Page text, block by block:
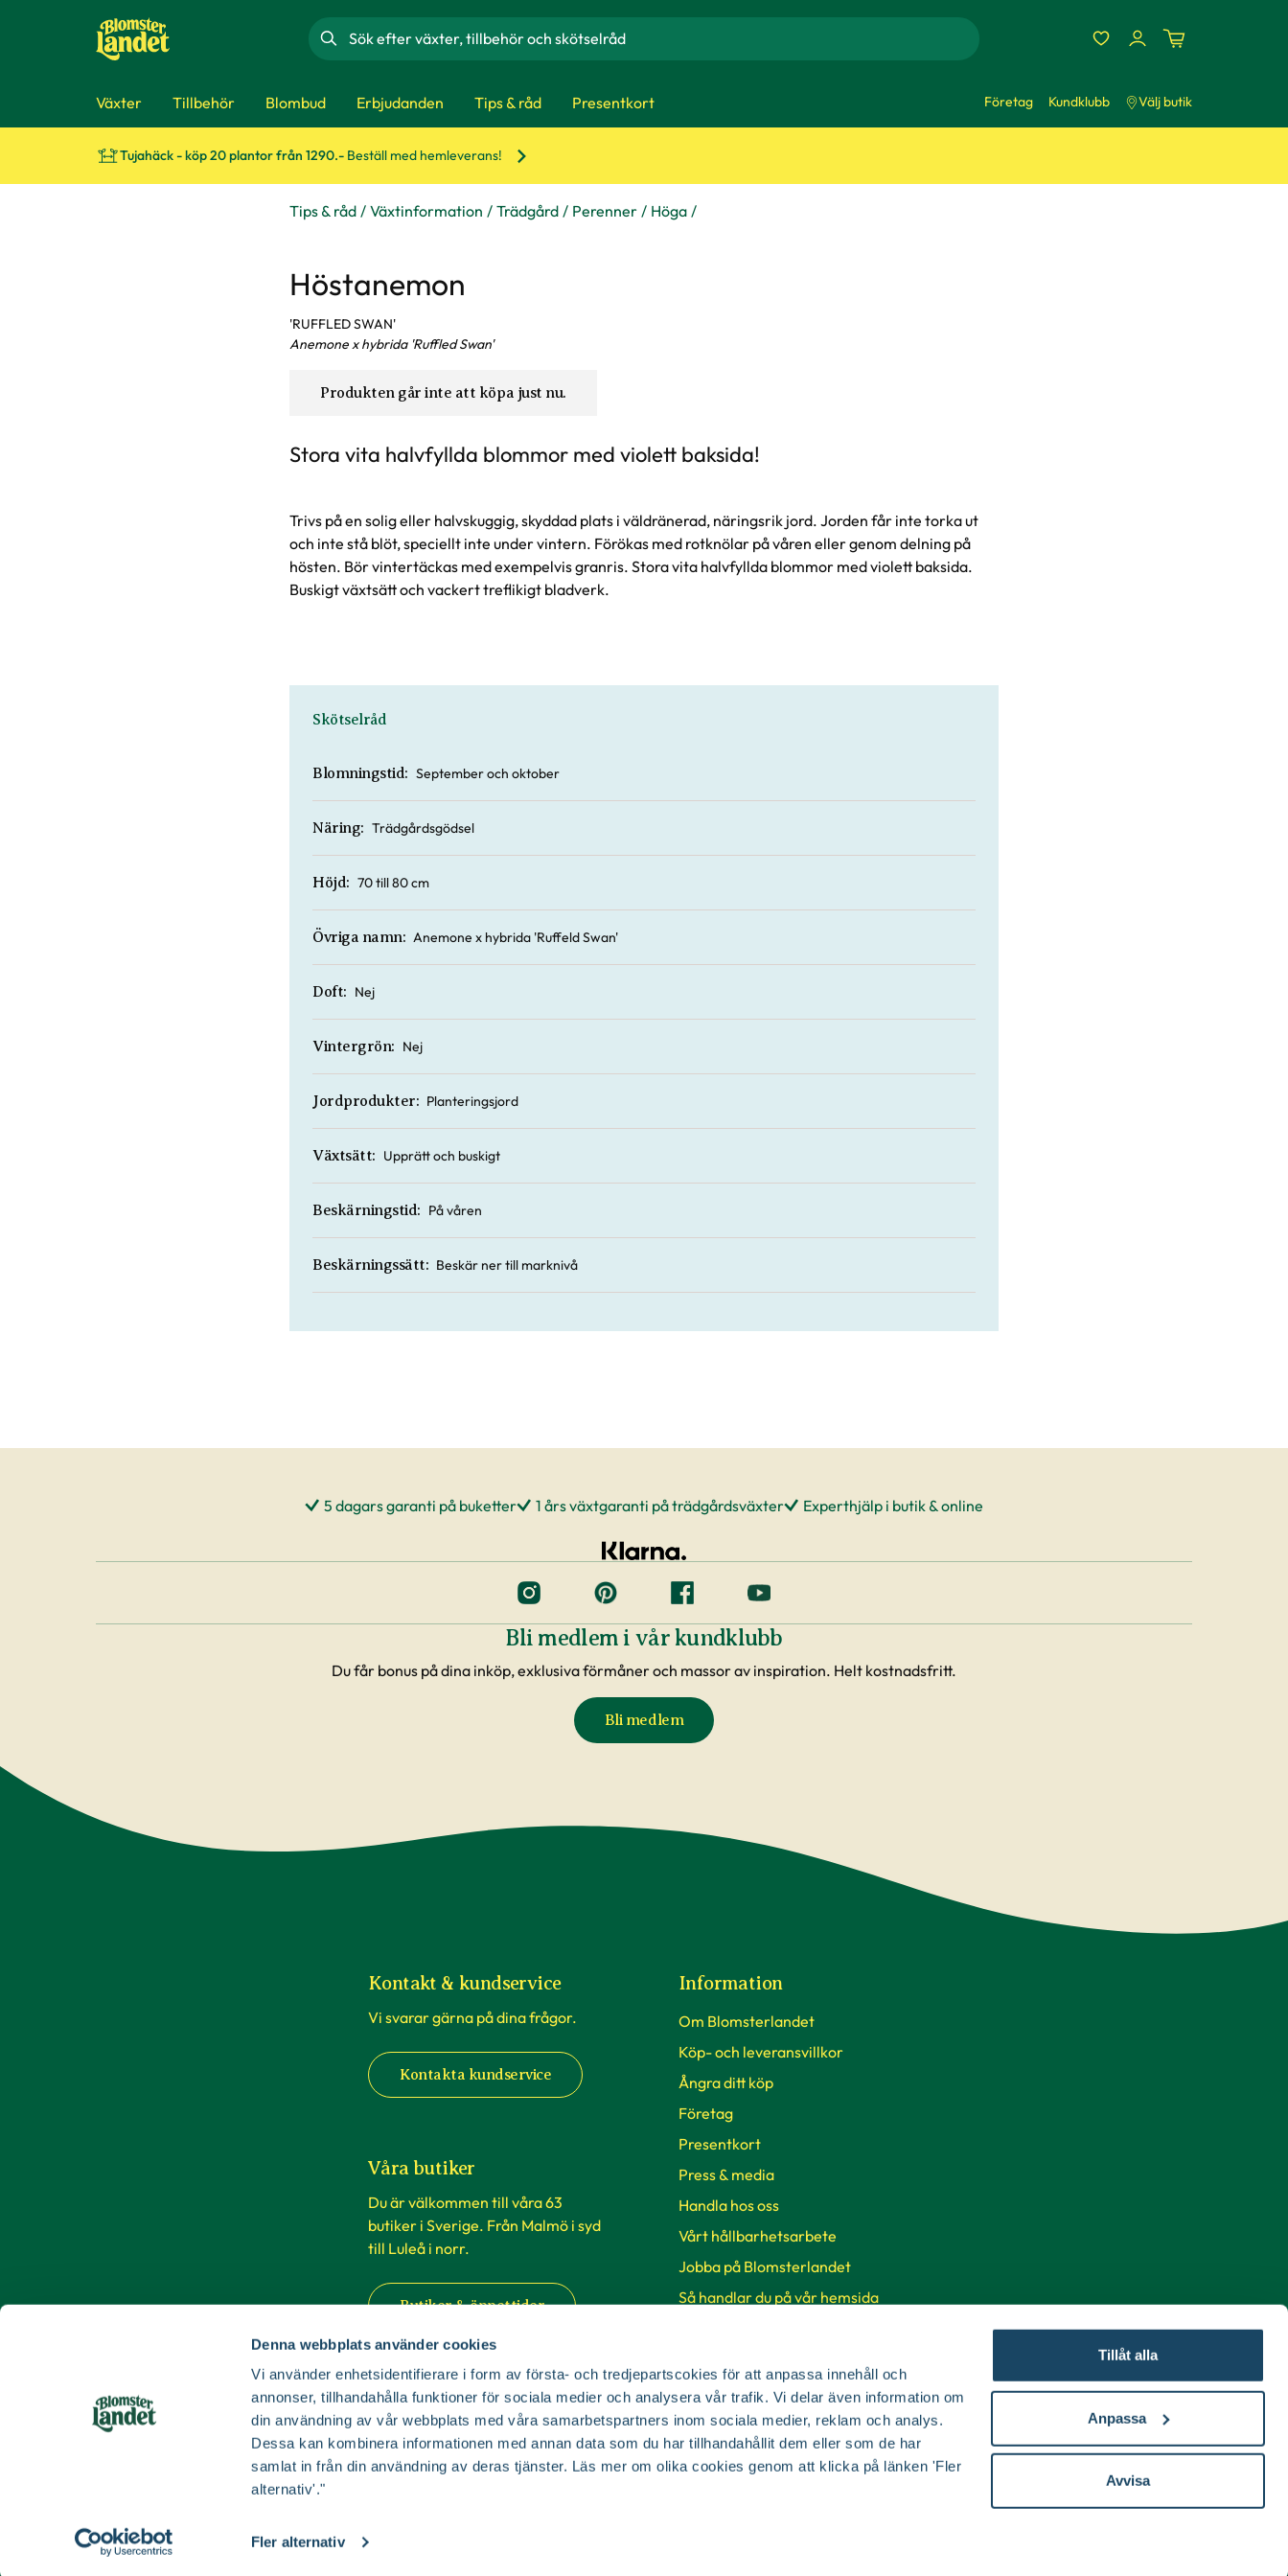
Denna webbplats använder cookies
Vi använder enhetsidentifierare i form av första- och tredjepartscokies för att anpassa innehåll och
annonser, tillhandahålla funktioner för sociala medier och analysera vår trafik. Vi delar även information om
din användning av vår webbplats med våra samarbetspartners inom sociala medier, reklam och analys.
Dessa kan kombinera informationen med annan data som du har tillhandahållit dem eller som de har
samlat in från din användning av deras tjänster. Läs mer om olika cookies genom att klicka på länken 'Fler
alternativ'."
Fler alternativ
Tillåt alla
Anpassa
Avvisa
Sök
Växter Tillbehör Blombud Erbjudanden Tips & råd Presentkort Företag Kundklubb Välj butik
Tujahäck - köp 20 plantor från 1290.- Beställ med hemleverans!
Tips & råd Växtinformation Trädgård Perenner Höga
Höstanemon
'RUFFLED SWAN'
Anemone x hybrida 'Ruffled Swan'
Produkten går inte att köpa just nu.
Stora vita halvfyllda blommor med violett baksida!
Trivs på en solig eller halvskuggig, skyddad plats i väldränerad, näringsrik jord. Jorden får inte torka ut
och inte stå blöt, speciellt inte under vintern. Förökas med rotknölar på våren eller genom delning på
hösten. Bör vintertäckas med exempelvis granris. Stora vita halvfyllda blommor med violett baksida.
Buskigt växtsätt och vackert treflikigt bladverk.
Skötselråd
Blomningstid: September och oktober
Näring: Trädgårdsgödsel
Höjd: 70 till 80 cm
Övriga namn: Anemone x hybrida 'Ruffeld Swan'
Doft: Nej
Vintergrön: Nej
Jordprodukter: Planteringsjord
Växtsätt: Upprätt och buskigt
Beskärningstid: På våren
Beskärningssätt: Beskär ner till marknivå
5 dagars garanti på buketter 1 års växtgaranti på trädgårdsväxter Experthjälp i butik & online
Bli medlem i vår kundklubb
Du får bonus på dina inköp, exklusiva förmåner och massor av inspiration. Helt kostnadsfritt.
Bli medlem
Kontakt & kundservice
Vi svarar gärna på dina frågor.
Kontakta kundservice
Våra butiker
Du är välkommen till våra 63
butiker i Sverige. Från Malmö i syd
till Luleå i norr.
Butiker & öppettider
Information
Om Blomsterlandet
Köp- och leveransvillkor
Ångra ditt köp
Företag
Presentkort
Press & media
Handla hos oss
Vårt hållbarhetsarbete
Jobba på Blomsterlandet
Så handlar du på vår hemsida
Cookie-inställningar